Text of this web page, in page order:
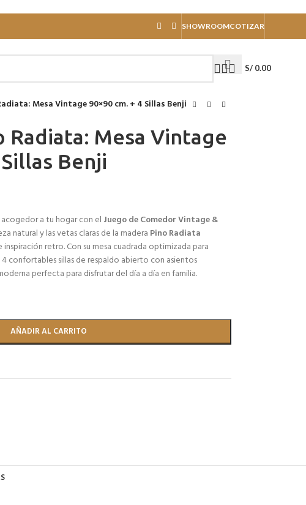
SHOWROOMCOTIZAR
S/0.00
Mesa Vintage 90×90 cm. + 4 Sillas Benji
Radiata: Mesa Vintage
Benji
a tu hogar con el Juego de Comedor Vintage &
natural y las vetas claras de la madera Pino Radiata
retro. Con su mesa cuadrada optimizada para
4 confortables sillas de respaldo abierto con asientos
perfecta para disfrutar del día a día en familia.
AÑADIR AL CARRITO